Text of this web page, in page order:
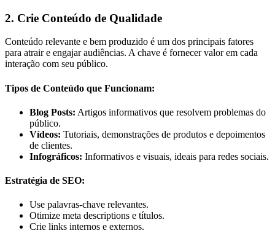
2. Crie Conteúdo de Qualidade
Conteúdo relevante e bem produzido é um dos principais fatores
para atrair e engajar audiências. A chave é fornecer valor em cada
interação com seu público.
Tipos de Conteúdo que Funcionam:
Blog Posts: Artigos informativos que resolvem problemas do
público.
Vídeos: Tutoriais, demonstrações de produtos e depoimentos
de clientes.
Infográficos: Informativos e visuais, ideais para redes sociais.
Estratégia de SEO:
Use palavras-chave relevantes.
Otimize meta descriptions e títulos.
Crie links internos e externos.